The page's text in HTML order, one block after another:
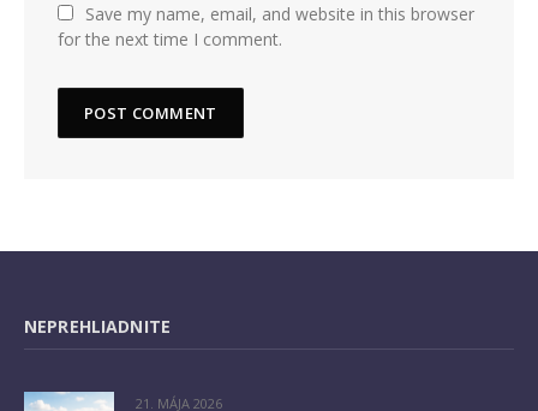
Save my name, email, and website in this browser
for the next time I comment.
NEPREHLIADNITE
21. MÁJA 2026